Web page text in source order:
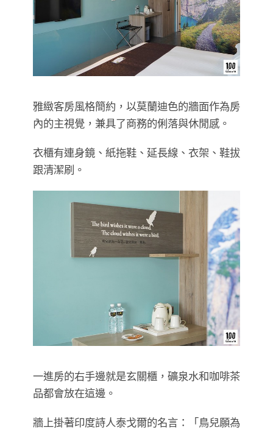
雅緻客房風格簡約，以莫蘭迪色的牆面作為房
內的主視覺，兼具了商務的俐落與休閒感。
衣櫃有連身鏡、紙拖鞋、延長線、衣架、鞋拔
跟清潔刷。
​​​​​​​一進房的右手邊就是玄關櫃，礦泉水和咖啡茶
品都會放在這邊。
牆上掛著印度詩人泰戈爾的名言：「鳥兒願為